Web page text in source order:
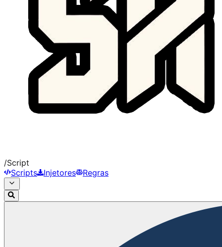
/Script
Scripts
Injetores Regras